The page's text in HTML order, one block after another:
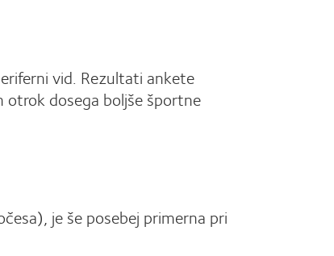
vid. Rezultati ankete
otrok dosega boljše športne
je še posebej primerna pri